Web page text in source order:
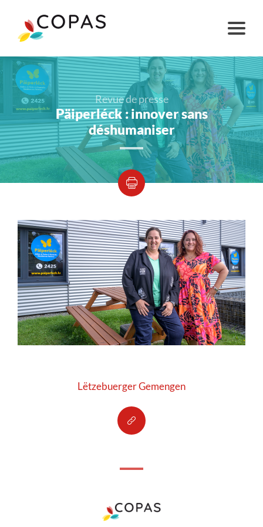
Revue de presse
Päiperléck : innover sans
déshumaniser
Lëtzebuerger Gemengen